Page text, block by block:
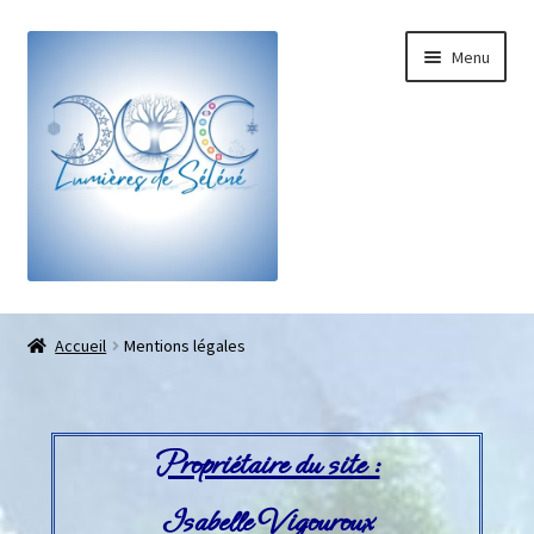
Menu
Boutique
Galets pouce anti-stress
Pendentifs sifflet et fioles
Accueil Mentions légales
Propriétaire du site :
Isabelle Vigouroux